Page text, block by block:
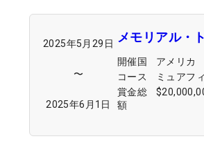
2025年5月29日
〜
2025年6月1日
メモリアル・
開催国
アメリカ
コース
ミュアフ
賞金総
額